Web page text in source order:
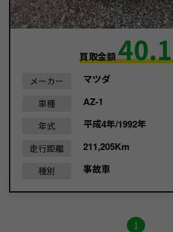
買取金額40.1
メーカー マツダ
車種 AZ-1
年式 平成4年/1992年
走行距離 211,205Km
種別 事故車
1